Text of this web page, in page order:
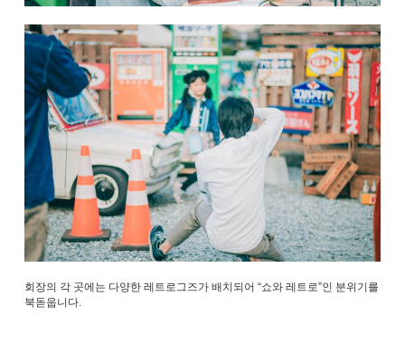
회장의 각 곳에는 다양한 레트로그즈가 배치되어 “쇼와 레트로”인 분위기를
북돋웁니다.